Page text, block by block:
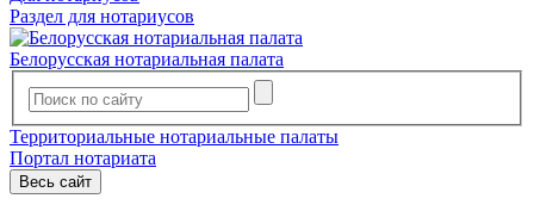
Раздел для нотариусов
Белорусская нотариальная палата
Территориальные нотариальные палаты
Портал нотариата
Весь сайт